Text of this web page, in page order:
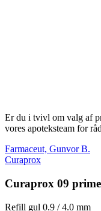
Er du i tvivl om valg af
vores apoteksteam for
Farmaceut, Gunvor B.
Curaprox
Curaprox 09 prime
Refill gul 0.9 / 4.0 mm